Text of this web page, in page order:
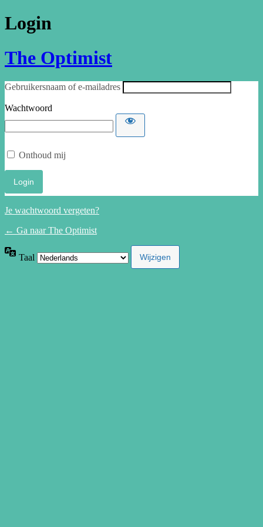
Login
The Optimist
Gebruikersnaam of e-mailadres
Wachtwoord
Onthoud mij
Je wachtwoord vergeten?
← Ga naar The Optimist
Taal